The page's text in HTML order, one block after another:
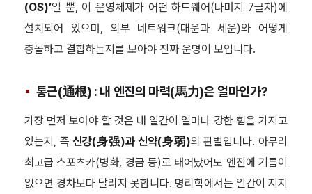
(OS)’일 뿐, 이 운영체제가 어떤 하드웨어(나머지 7글자)에
설치되어 있으며, 외부 네트워크(대운과 세운)와 어떻게
충돌하고 결합하는지를 보아야 진짜 운명이 보입니다.
통근(通根) : 내 엔진의 마력(馬力)은 얼마인가?
가장 먼저 보아야 할 것은 내 일간이 얼마나 강한 힘을 가지고
있는지, 즉신강(身强)과 신약(身弱)의 판별입니다. 아무리
최고급 스포츠카(병화, 경금 등)로 태어났어도 엔진에 기름이
없으면 경차보다 달리지 못합니다. 명리학에서는 일간이 지지